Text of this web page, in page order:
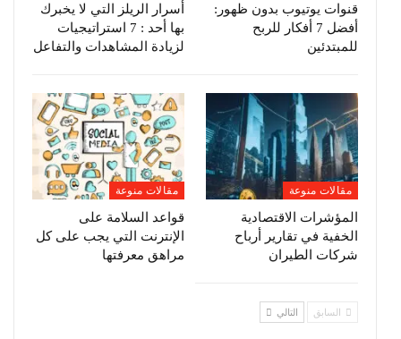
قنوات يوتيوب بدون ظهور:
أفضل 7 أفكار للربح
للمبتدئين
أسرار الريلز التي لا يخبرك
بها أحد : 7 استراتيجيات
لزيادة المشاهدات والتفاعل
مقالات منوعة
المؤشرات الاقتصادية
الخفية في تقارير أرباح
شركات الطيران
مقالات منوعة
قواعد السلامة على
الإنترنت التي يجب على كل
مراهق معرفتها
السابق التالي